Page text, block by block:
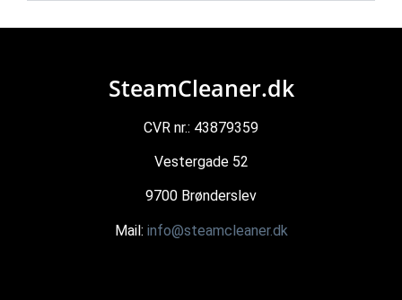
SteamCleaner.dk
CVR nr.: 43879359
Vestergade 52
9700 Brønderslev
Mail: info@steamcleaner.dk